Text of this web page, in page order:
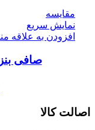
مقايسه
نمایش سریع
افزودن به علاقه
صافی بنزین پژو
اصالت کالا